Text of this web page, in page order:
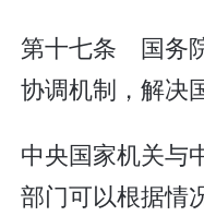
第十七条 国务
协调机制，解决
中央国家机关与
部门可以根据情